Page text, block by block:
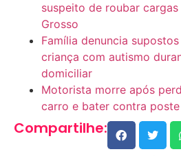
suspeito de roubar
Grosso
Família denuncia
criança com autismo
domiciliar
Motorista morre após
carro e bater contra
Compartilhe: